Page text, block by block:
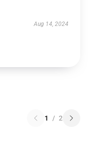
Aug 14, 2024
1 / 2